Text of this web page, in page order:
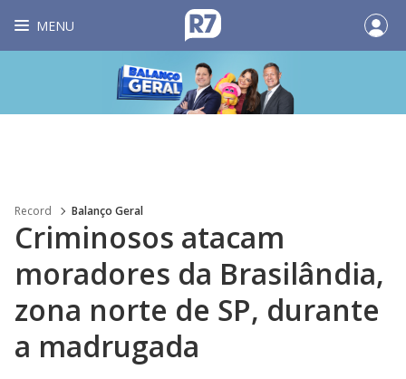
MENU
Record Balanço Geral
Criminosos atacam
moradores da Brasilândia,
zona norte de SP, durante
a madrugada